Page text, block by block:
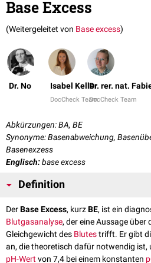
Base Excess
(Weitergeleitet von Base excess)
Dr. No Isabel Keller
DocCheck Team
Dr. rer. nat.
DocCheck Team
Abkürzungen: BA, BE
Synonyme: Basenabweichung,
Basenexzess
Englisch:base excess
Definition
DerBase Excess, kurzBE, ist ein
Blutgasanalyse, der eine Aussage über
Gleichgewicht des Blutestrifft. Er gibt
an, die theoretisch dafür notwendig ist,
pH-Wertvon 7,4 bei einem konstanten